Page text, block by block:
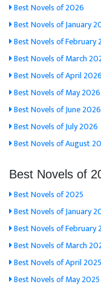
Best Novels of 2026
Best Novels of January
Best Novels of February
Best Novels of March
Best Novels of April 2026
Best Novels of May 2026
Best Novels of June 2026
Best Novels of July 2026
Best Novels of August
Best Novels of
Best Novels of 2025
Best Novels of January
Best Novels of February
Best Novels of March
Best Novels of April 2025
Best Novels of May 2025